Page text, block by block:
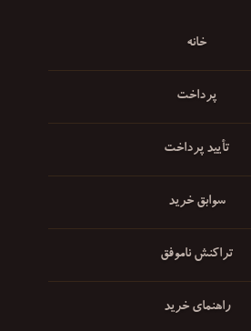
خانه
پرداخت
تأیید پرداخت
سوابق خرید
تراکنش ناموفق
راهنمای خرید